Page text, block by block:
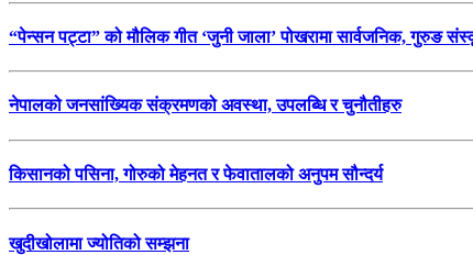
“पेन्सन पट्टा” को मौलिक गीत ‘जुनी जाला’ पोखरामा सार्वजनिक, गुरुङ
नेपालको जनसांख्यिक संक्रमणको अवस्था, उपलब्धि र चुनौतीहरु
किसानको पसिना, गोरुको मेहनत र फेवातालको अनुपम सौन्दर्य
खुदीखोलामा ज्योतिको सम्झना